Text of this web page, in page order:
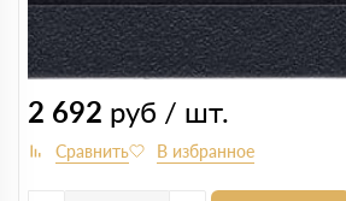
2 692 руб / шт.